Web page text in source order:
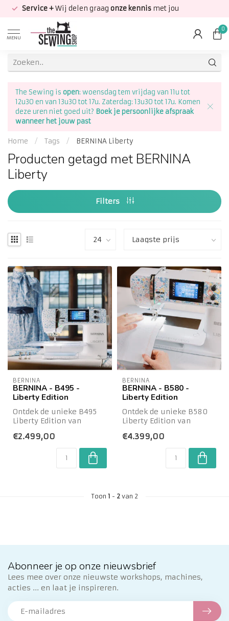
Service +Wij delen graag onze kennis met jou
MENU
0
The Sewing is open: woensdag tem vrijdag van 11u tot
12u30 en van 13u30 tot 17u. Zaterdag: 13u30 tot 17u. Komen
deze uren niet goed uit? Boek je persoonlijke afspraak
wanneer het jouw past
Home / Tags / BERNINA Liberty
Producten getagd met BERNINA
Liberty
Filters
BERNINA
BERNINA - B495 -
Liberty Edition
Ontdek de unieke B495
Liberty Edition van
machine waar he...
€2.499,00
BERNINA
BERNINA - B580 -
Liberty Edition
Ontdek de unieke B580
Liberty Edition van
machine waar he...
€4.399,00
Toon 1 - 2van 2
Abonneer je op onze nieuwsbrief
Lees mee over onze nieuwste workshops, machines,
acties ... en laat je inspireren.